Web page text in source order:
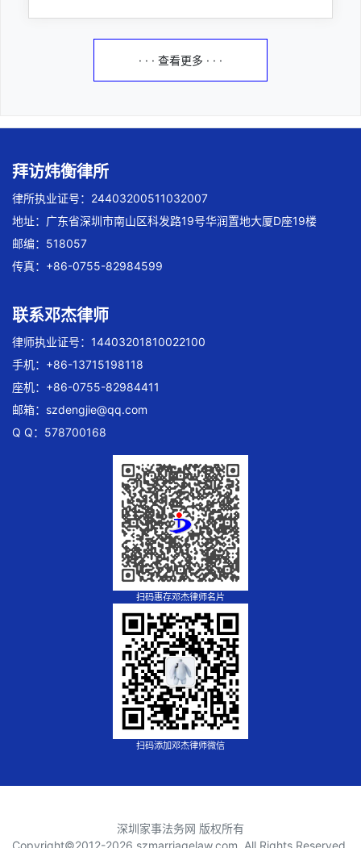
· · · 查看更多 · · ·
拜访炜衡律所
律所执业证号：24403200511032007
地址：广东省深圳市南山区科发路19号华润置地大厦D座19楼
邮编：518057
传真：+86-0755-82984599
联系邓杰律师
律师执业证号：14403201810022100
手机：+86-13715198118
座机：+86-0755-82984411
邮箱： szdengjie@qq.com
Q Q：578700168
扫码惠存邓杰律师名片
扫码添加邓杰律师微信
深圳家事法务网 版权所有
Copyright©2012-2026 szmarriagelaw.com, All Rights Reserved.